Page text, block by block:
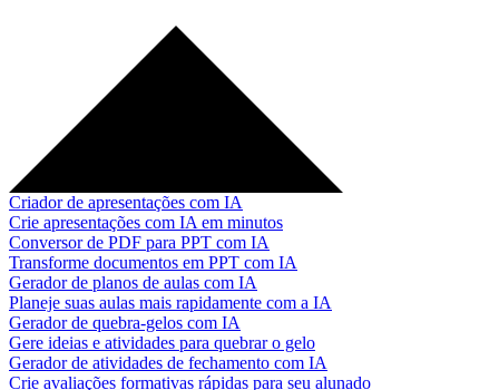
Criador de apresentações com IA
Crie apresentações com IA em minutos
Conversor de PDF para PPT com IA
Transforme documentos em PPT com IA
Gerador de planos de aulas com IA
Planeje suas aulas mais rapidamente com a IA
Gerador de quebra-gelos com IA
Gere ideias e atividades para quebrar o gelo
Gerador de atividades de fechamento com IA
Crie avaliações formativas rápidas para seu alunado